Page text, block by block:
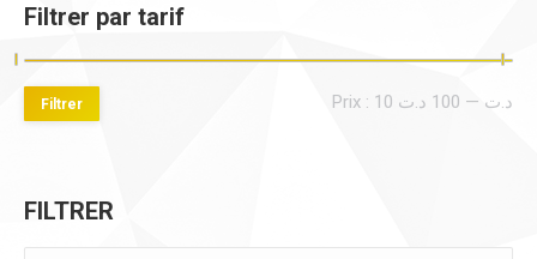
Filtrer par tarif
Filtrer Prix : 10 د.ت — 100 د.ت
FILTRER